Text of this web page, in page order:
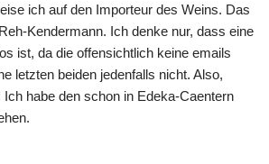
ich auf den Importeur des Weins. Das
Kendermann. Ich denke nur, dass eine
ist, da die offensichtlich keine emails
letzten beiden jedenfalls nicht. Also,
habe den schon in Edeka-Caentern